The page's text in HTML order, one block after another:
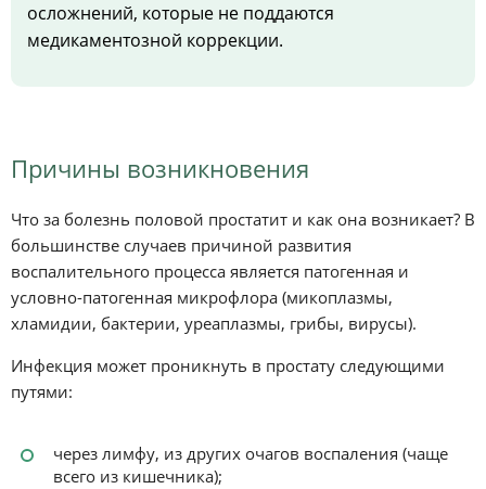
осложнений, которые не поддаются
медикаментозной коррекции.
Причины возникновения
Что за болезнь половой простатит и как она возникает? В
большинстве случаев причиной развития
воспалительного процесса является патогенная и
условно-патогенная микрофлора (микоплазмы,
хламидии, бактерии, уреаплазмы, грибы, вирусы).
Инфекция может проникнуть в простату следующими
путями:
через лимфу, из других очагов воспаления (чаще
всего из кишечника);